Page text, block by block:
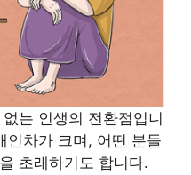
는 인생의 전환점입니
인차가 크며, 어떤 분들
초래하기도 합니다.